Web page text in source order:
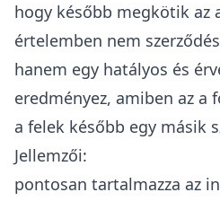
hogy később megkötik az
értelemben nem
hanem egy hatályos és
eredményez, amiben az a
a felek később egy másik
Jellemzői:
pontosan tartalmazza az